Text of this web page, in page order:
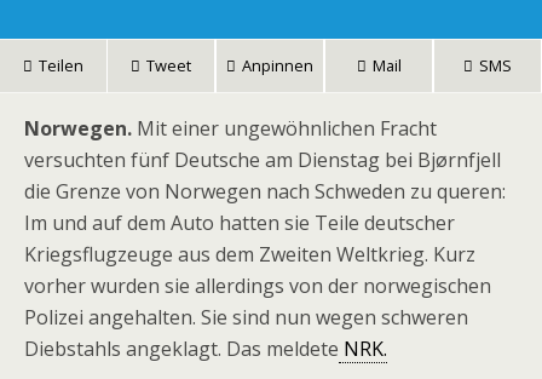
Teilen Tweet Anpinnen Mail SMS
Norwegen. Mit einer ungewöhnlichen Fracht
versuchten fünf Deutsche am Dienstag bei Bjørnfjell
die Grenze von Norwegen nach Schweden zu queren:
Im und auf dem Auto hatten sie Teile deutscher
Kriegsflugzeuge aus dem Zweiten Weltkrieg. Kurz
vorher wurden sie allerdings von der norwegischen
Polizei angehalten. Sie sind nun wegen schweren
Diebstahls angeklagt. Das meldete NRK.